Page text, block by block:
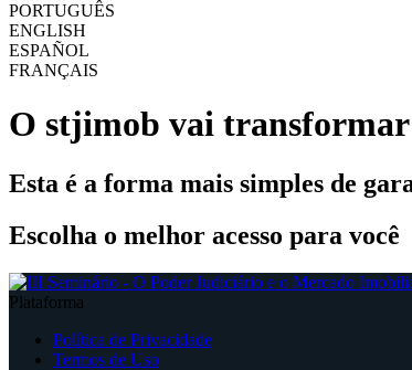
PORTUGUÊS
ENGLISH
ESPAÑOL
FRANÇAIS
O stjimob vai transformar
Esta é a forma mais simples de
Escolha o melhor acesso para você
Plataforma
Política de Privacidade
Termos de Uso